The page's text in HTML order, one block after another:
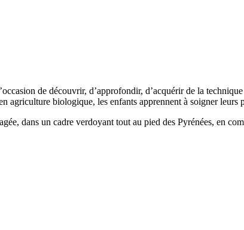
de découvrir, d’approfondir, d’acquérir de la
agriculture biologique, les enfants apprennent à soigner
dans un cadre verdoyant tout au pied des Pyrénées, en